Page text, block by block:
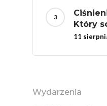
Który
11
Wydarzenia